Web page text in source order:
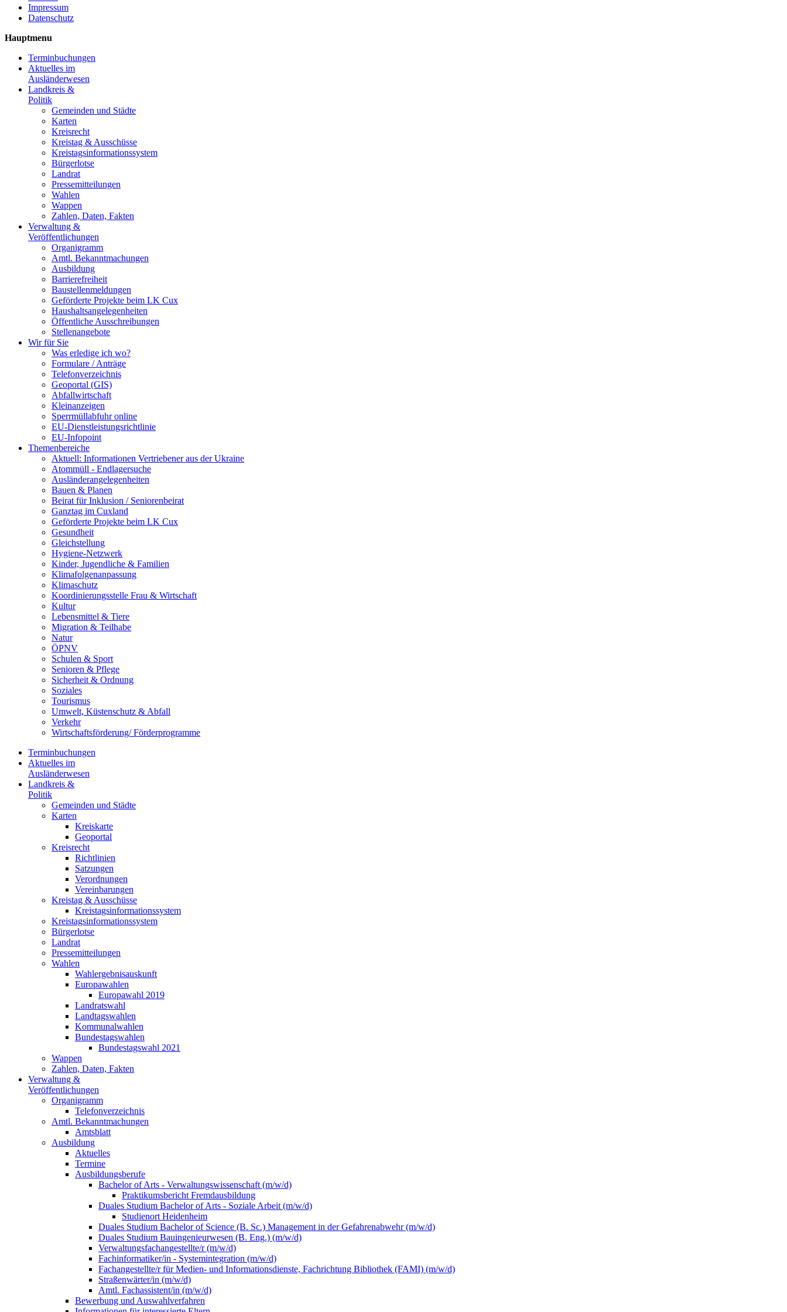
Impressum
Datenschutz
Hauptmenu
Terminbuchungen
Aktuelles im
Ausländerwesen
Landkreis &
Politik
Gemeinden und Städte
Karten
Kreisrecht
Kreistag & Ausschüsse
Kreistagsinformationssystem
Bürgerlotse
Landrat
Pressemitteilungen
Wahlen
Wappen
Zahlen, Daten, Fakten
Verwaltung &
Veröffentlichungen
Organigramm
Amtl. Bekanntmachungen
Ausbildung
Barrierefreiheit
Baustellenmeldungen
Geförderte Projekte beim LK Cux
Haushaltsangelegenheiten
Öffentliche Ausschreibungen
Stellenangebote
Wir für Sie
Was erledige ich wo?
Formulare / Anträge
Telefonverzeichnis
Geoportal (GIS)
Abfallwirtschaft
Kleinanzeigen
Sperrmüllabfuhr online
EU-Dienstleistungsrichtlinie
EU-Infopoint
Themenbereiche
Aktuell: Informationen Vertriebener aus der Ukraine
Atommüll - Endlagersuche
Ausländerangelegenheiten
Bauen & Planen
Beirat für Inklusion / Seniorenbeirat
Ganztag im Cuxland
Geförderte Projekte beim LK Cux
Gesundheit
Gleichstellung
Hygiene-Netzwerk
Kinder, Jugendliche & Familien
Klimafolgenanpassung
Klimaschutz
Koordinierungsstelle Frau & Wirtschaft
Kultur
Lebensmittel & Tiere
Migration & Teilhabe
Natur
ÖPNV
Schulen & Sport
Senioren & Pflege
Sicherheit & Ordnung
Soziales
Tourismus
Umwelt, Küstenschutz & Abfall
Verkehr
Wirtschaftsförderung/ Förderprogramme
Terminbuchungen
Aktuelles im
Ausländerwesen
Landkreis &
Politik
Gemeinden und Städte
Karten
Kreiskarte
Geoportal
Kreisrecht
Richtlinien
Satzungen
Verordnungen
Vereinbarungen
Kreistag & Ausschüsse
Kreistagsinformationssystem
Kreistagsinformationssystem
Bürgerlotse
Landrat
Pressemitteilungen
Wahlen
Wahlergebnisauskunft
Europawahlen
Europawahl 2019
Landratswahl
Landtagswahlen
Kommunalwahlen
Bundestagswahlen
Bundestagswahl 2021
Wappen
Zahlen, Daten, Fakten
Verwaltung &
Veröffentlichungen
Organigramm
Telefonverzeichnis
Amtl. Bekanntmachungen
Amtsblatt
Ausbildung
Aktuelles
Termine
Ausbildungsberufe
Bachelor of Arts - Verwaltungswissenschaft (m/w/d)
Praktikumsbericht Fremdausbildung
Duales Studium Bachelor of Arts - Soziale Arbeit (m/w/d)
Studienort Heidenheim
Duales Studium Bachelor of Science (B. Sc.) Management in der Gefahrenabwehr (m/w/d)
Duales Studium Bauingenieurwesen (B. Eng.) (m/w/d)
Verwaltungsfachangestellte/r (m/w/d)
Fachinformatiker/in - Systemintegration (m/w/d)
Fachangestellte/r für Medien- und Informationsdienste, Fachrichtung Bibliothek (FAMI) (m/w/d)
Straßenwärter/in (m/w/d)
Amtl. Fachassistent/in (m/w/d)
Bewerbung und Auswahlverfahren